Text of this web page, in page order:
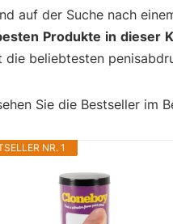
auf der Suche nach
Produkte in dieser
die beliebtesten
Sie die Bestseller im
NR. 1